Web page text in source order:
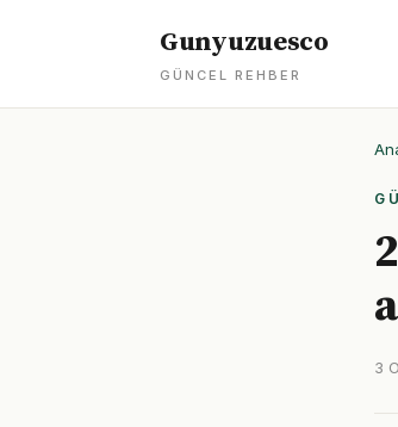
Gunyuzuesco
GÜNCEL REHBER
3